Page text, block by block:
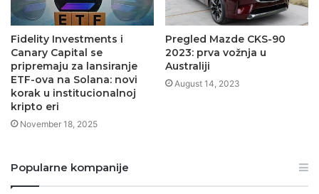
Fidelity Investments i
Canary Capital se
pripremaju za lansiranje
ETF-ova na Solana: novi
korak u institucionalnoj
kripto eri
November 18, 2025
Pregled Mazde CKS-90
2023: prva vožnja u
Australiji
August 14, 2023
Popularne kompanije